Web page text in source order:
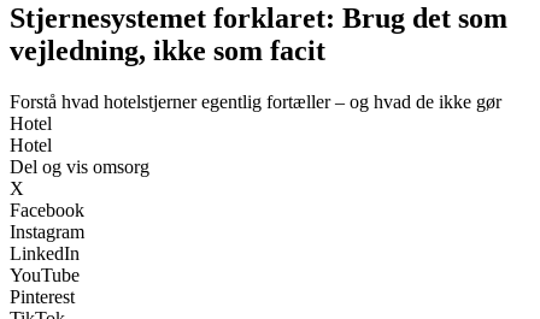
Stjernesystemet forklaret: Brug det som
vejledning, ikke som facit
Forstå hvad hotelstjerner egentlig fortæller – og hvad de ikke gør
Hotel
Hotel
Del og vis omsorg
X
Facebook
Instagram
LinkedIn
YouTube
Pinterest